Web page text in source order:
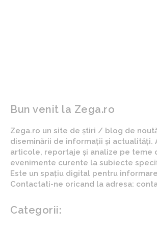
Bun venit la Zega.ro
Zega.ro un site de știri / blog de
diseminării de informații și actualități.
articole, reportaje și analize pe teme
evenimente curente la subiecte
Este un spațiu digital pentru
Contactati-ne oricand la adresa:
Categorii: